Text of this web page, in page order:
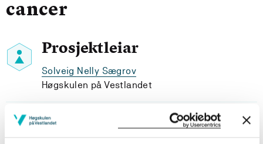
cancer
Prosjektleiar
Solveig Nelly Sægrov
Høgskulen på Vestlandet
Prosjektdeltakar